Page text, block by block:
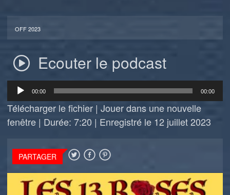
OFF 2023
Ecouter le podcast
Lecteur
audio
00:00 00:00
Télécharger le fichier |Jouer dans une nouvelle
fenêtre | Durée: 7:20 | Enregistré le 12 juillet 2023
PARTAGER